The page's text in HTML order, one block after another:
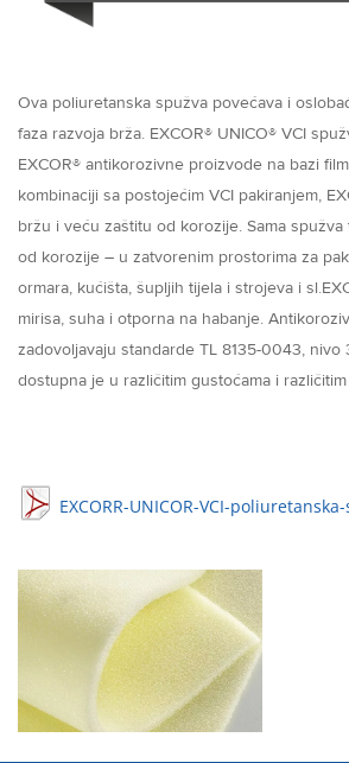
Ova poliuretanska spužva povećava i
faza razvoja brža. EXCOR® UNICO® VCI
EXCOR® antikorozivne proizvode na bazi
kombinaciji sa postojećim VCI pakiranjem,
bržu i veću zaštitu od korozije. Sama
od korozije – u zatvorenim prostorima za
ormara, kućišta, šupljih tijela i strojeva i
mirisa, suha i otporna na habanje.
zadovoljavaju standarde TL 8135-0043, nivo
dostupna je u različitim gustoćama i
EXCORR-UNICOR-VCI-